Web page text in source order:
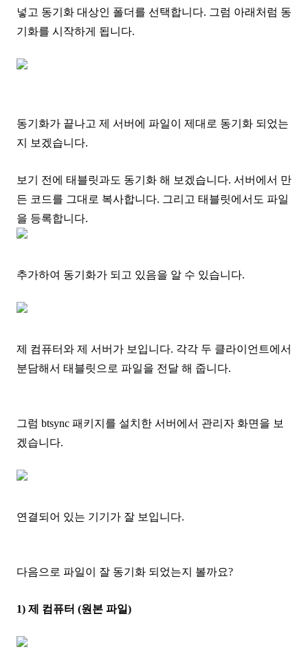
넣고 동기화 대상인 폴더를 선택합니다. 그럼 아래처럼 동
기화를 시작하게 됩니다.
동기화가 끝나고 제 서버에 파일이 제대로 동기화 되었는
지 보겠습니다.
보기 전에 태블릿과도 동기화 해 보겠습니다. 서버에서 만
든 코드를 그대로 복사합니다. 그리고 태블릿에서도 파일
을 등록합니다.
추가하여 동기화가 되고 있음을 알 수 있습니다.
제 컴퓨터와 제 서버가 보입니다. 각각 두 클라이언트에서
분담해서 태블릿으로 파일을 전달 해 줍니다.
그럼 btsync 패키지를 설치한 서버에서 관리자 화면을 보
겠습니다.
연결되어 있는 기기가 잘 보입니다.
다음으로 파일이 잘 동기화 되었는지 볼까요?
1) 제 컴퓨터 (원본 파일)